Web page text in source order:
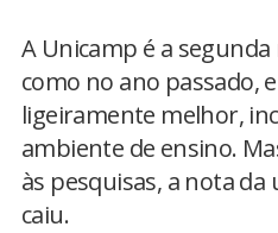
A Unicamp é a
como no ano passado,
ligeiramente melhor,
ambiente de ensino.
às pesquisas, a nota
caiu.